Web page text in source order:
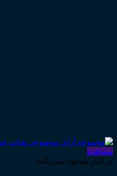
مشاهده
در انبار موجود نمی باشد